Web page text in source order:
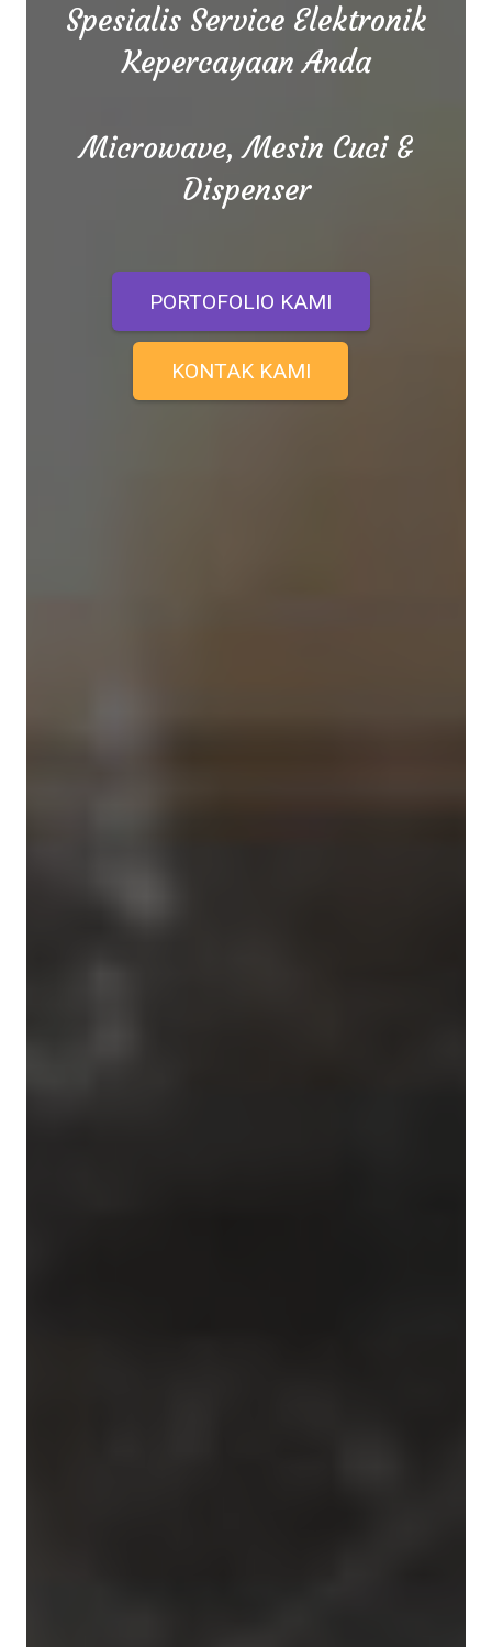
Spesialis Service Elektronik
Kepercayaan Anda
Microwave, Mesin Cuci &
Dispenser
PORTOFOLIO KAMI
KONTAK KAMI